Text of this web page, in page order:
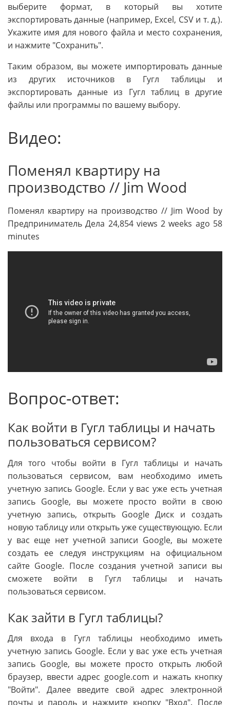
выберите формат, в который вы хотите
экспортировать данные (например, Excel, CSV и т. д.).
Укажите имя для нового файла и место сохранения,
и нажмите "Сохранить".
Таким образом, вы можете импортировать данные
из других источников в Гугл таблицы и
экспортировать данные из Гугл таблиц в другие
файлы или программы по вашему выбору.
Видео:
Поменял квартиру на
производство // Jim Wood
Поменял квартиру на производство // Jim Wood by
Предприниматель Дела 24,854 views 2 weeks ago 58
minutes
Вопрос-ответ:
Как войти в Гугл таблицы и начать
пользоваться сервисом?
Для того чтобы войти в Гугл таблицы и начать
пользоваться сервисом, вам необходимо иметь
учетную запись Google. Если у вас уже есть учетная
запись Google, вы можете просто войти в свою
учетную запись, открыть Google Диск и создать
новую таблицу или открыть уже существующую. Если
у вас еще нет учетной записи Google, вы можете
создать ее следуя инструкциям на официальном
сайте Google. После создания учетной записи вы
сможете войти в Гугл таблицы и начать
пользоваться сервисом.
Как зайти в Гугл таблицы?
Для входа в Гугл таблицы необходимо иметь
учетную запись Google. Если у вас уже есть учетная
запись Google, вы можете просто открыть любой
браузер, ввести адрес google.com и нажать кнопку
"Войти". Далее введите свой адрес электронной
почты и пароль и нажмите кнопку "Вход". После